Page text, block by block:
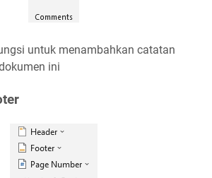
untuk menambahkan catatan
ini